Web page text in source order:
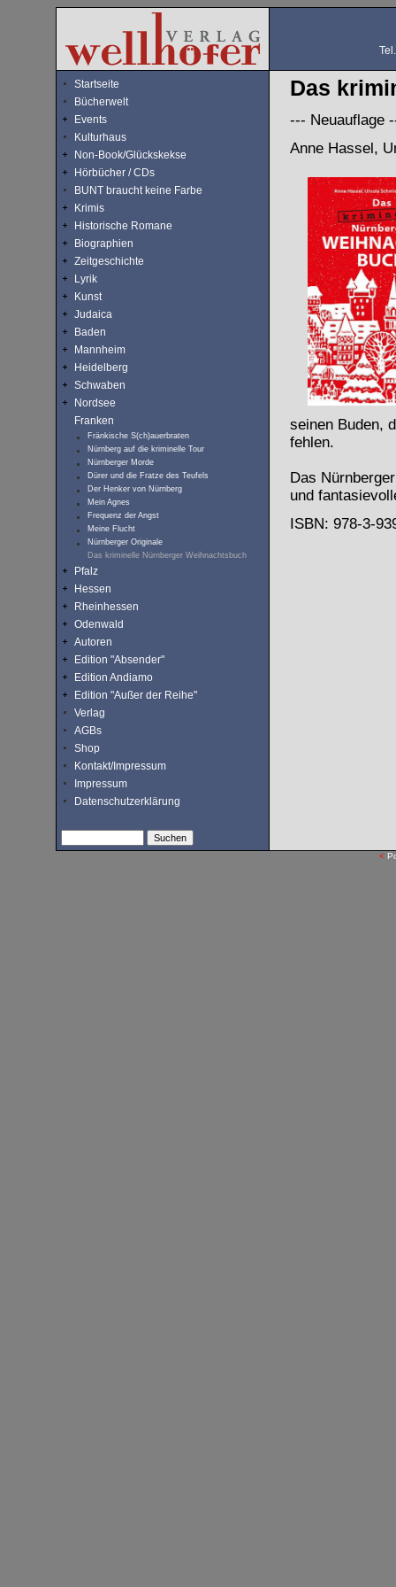
Startseite
Bücherwelt
Events
Kulturhaus
Non-Book/Glückskekse
Hörbücher / CDs
BUNT braucht keine Farbe
Krimis
Historische Romane
Biographien
Zeitgeschichte
Lyrik
Kunst
Judaica
Baden
Mannheim
Heidelberg
Schwaben
Nordsee
Franken
Fränkische S(ch)auerbraten
Nürnberg auf die kriminelle Tour
Nürnberger Morde
Dürer und die Fratze des Teufels
Der Henker von Nürnberg
Mein Agnes
Frequenz der Angst
Meine Flucht
Nürnberger Originale
Das kriminelle Nürnberger Weihnachtsbuch
Pfalz
Hessen
Rheinhessen
Odenwald
Autoren
Edition "Absender"
Edition Andiamo
Edition "Außer der Reihe"
Verlag
AGBs
Shop
Kontakt/Impressum
Impressum
Datenschutzerklärung
Das
--- Neuauflage
Anne Hassel,
seinen Buden,
fehlen.
Das
und
ISBN: 978-3-
<